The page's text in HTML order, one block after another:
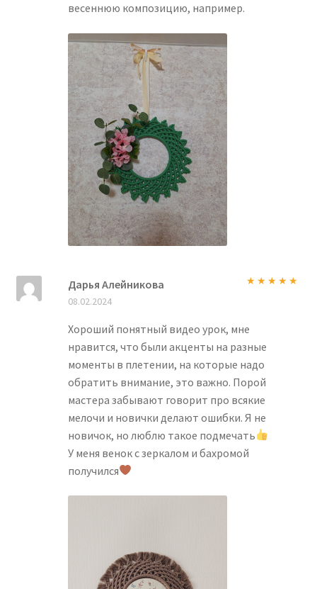
весеннюю композицию, например.
Дарья Алейникова
08.02.2024
Хороший понятный видео урок, мне
нравится, что были акценты на разные
моменты в плетении, на которые надо
обратить внимание, это важно. Порой
мастера забывают говорит про всякие
мелочи и новички делают ошибки. Я не
новичок, но люблю такое подмечать
У меня венок с зеркалом и бахромой
получился